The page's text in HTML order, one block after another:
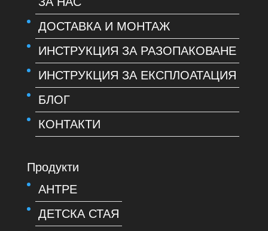
ДОСТАВКА И МОНТАЖ
ИНСТРУКЦИЯ ЗА РАЗОПАКОВАНЕ
ИНСТРУКЦИЯ ЗА ЕКСПЛОАТАЦИЯ
БЛОГ
КОНТАКТИ
Продукти
АНТРЕ
ДЕТСКА СТАЯ